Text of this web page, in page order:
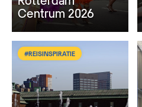
Centrum 2026
#REISINSPIRATIE